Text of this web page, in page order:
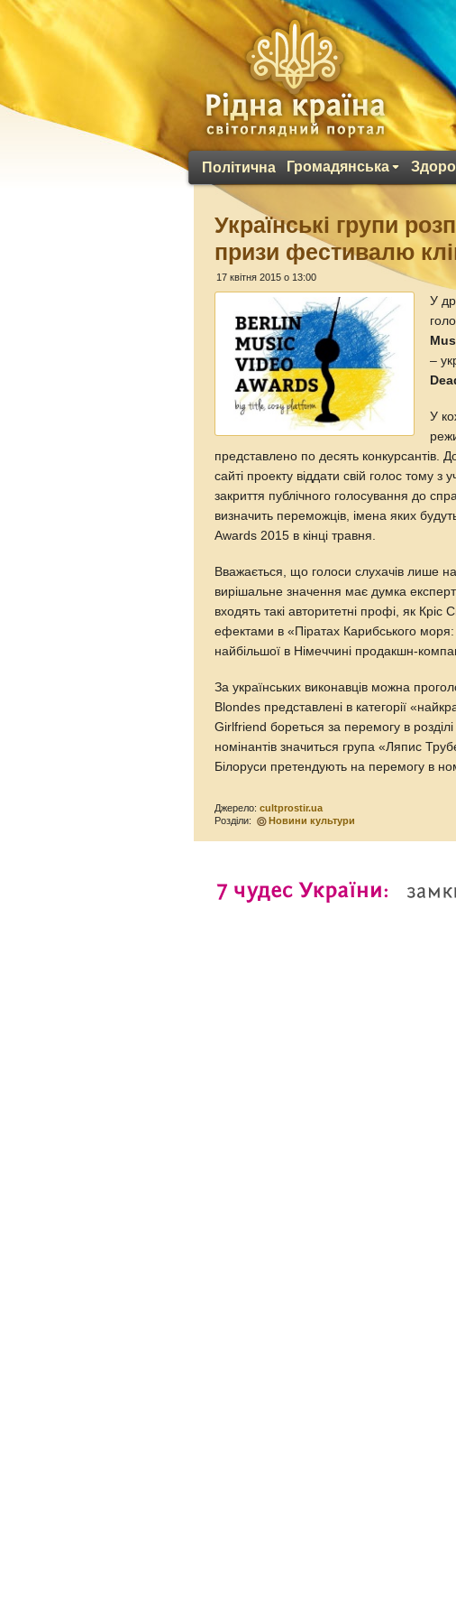
Політична Громадянська
Українські групи
призи фестивалю
17 квітня 2015 о 13:00
У
–
У
представлено по десять конкурсантів.
сайті проекту віддати свій голос тому з
закриття публічного голосування до
визначить переможців, імена яких
Awards 2015 в кінці травня.
Вважається, що голоси слухачів лише
вирішальне значення має думка
входять такі авторитетні профі, як
ефектами в «Піратах Карибського
найбільшої в Німеччині продакшн-
За українських виконавців можна
Blondes представлені в категорії
Girlfriend бореться за перемогу в
номінантів значиться група «Ляпис
Білоруси претендують на перемогу в
Джерело:cultprostir.ua
Розділи:
Новини культури